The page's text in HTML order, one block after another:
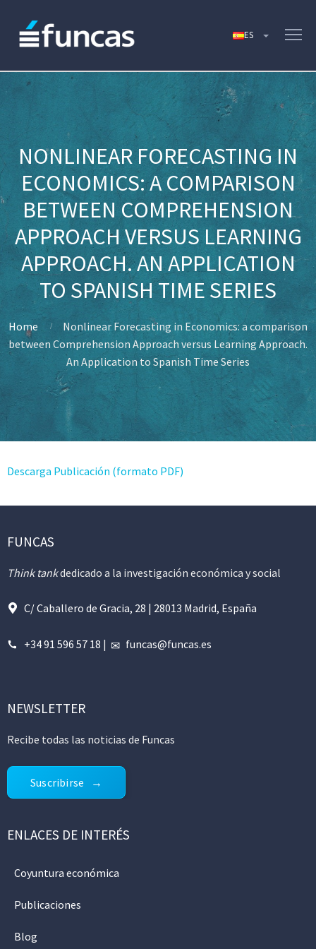
NONLINEAR FORECASTING IN
ECONOMICS: A COMPARISON
BETWEEN COMPREHENSION
APPROACH VERSUS LEARNING
APPROACH. AN APPLICATION
TO SPANISH TIME SERIES
Home
Nonlinear Forecasting in Economics: a comparison
between Comprehension Approach versus Learning Approach.
An Application to Spanish Time Series
Descarga Publicación (formato PDF)
FUNCAS
Think tankdedicado a la investigación económica y social
C/ Caballero de Gracia, 28 | 28013 Madrid, España
+34 91 596 57 18 | funcas@funcas.es
NEWSLETTER
Recibe todas las noticias de Funcas
Suscribirse
ENLACES DE INTERÉS
Coyuntura económica
Publicaciones
Blog